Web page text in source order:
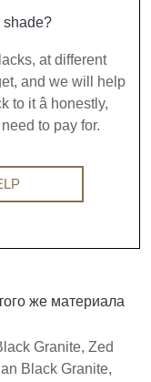
shade?
at different
and we will help
it â honestly,
to pay for.
же материала
Granite, Zed
Black Granite,